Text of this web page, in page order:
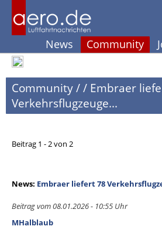
News Community
Community// Embraer
Verkehrsflugzeuge...
Beitrag 1 - 2 von 2
News: Embraer liefert 78
Beitrag vom 08.01.2026 - 10:55 Uhr
MHalblaub